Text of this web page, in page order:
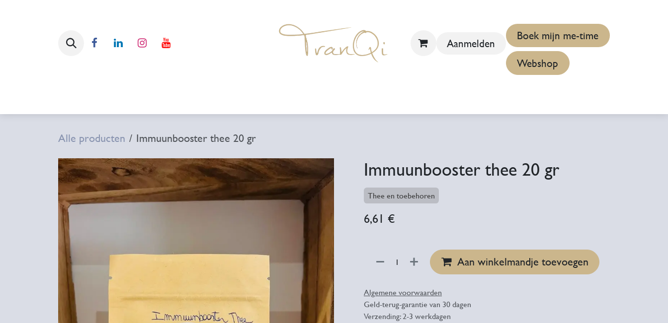
Aanmelden
Boek mijn me-time
Webshop
Alle producten Immuunbooster thee 20 gr
Immuunbooster thee 20 gr
Thee en toebehoren
6,61 €
Aan winkelmandje toevoegen
Algemene voorwaarden
Geld-terug-garantie van 30 dagen
Verzending: 2-3 werkdagen